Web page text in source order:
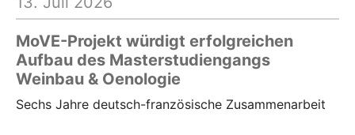
MoVE-Projekt würdigt erfolgreichen
Aufbau des Masterstudiengangs
Weinbau & Oenologie
Sechs Jahre deutsch-französische Zusammenarbeit